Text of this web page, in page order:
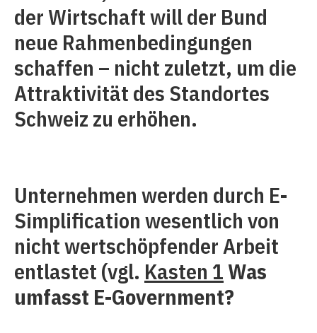
der Wirtschaft will der Bund
neue Rahmenbedingungen
schaffen – nicht zuletzt, um die
Attraktivität des Standortes
Schweiz zu erhöhen.
Unternehmen werden durch E-
Simplification wesentlich von
nicht wertschöpfender Arbeit
entlastet (vgl. Kasten 1 Was
umfasst E-Government?